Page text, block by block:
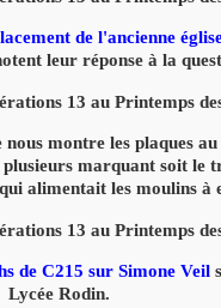
de l'ancienne
leur réponse à la
montre les plaques
marquant soit le
alimentait les moulins à
de C215 sur Simone Veil
Lycée Rodin.